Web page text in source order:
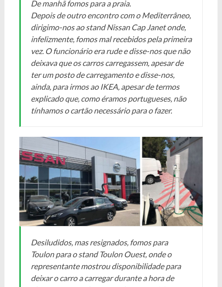
De manhã fomos para a praia.
Depois de outro encontro com o Mediterrâneo,
dirigimo-nos ao stand Nissan Cap Janet onde,
infelizmente, fomos mal recebidos pela primeira
vez. O funcionário era rude e disse-nos que não
deixava que os carros carregassem, apesar de
ter um posto de carregamento e disse-nos,
ainda, para irmos ao IKEA, apesar de termos
explicado que, como éramos portugueses, não
tínhamos o cartão necessário para o fazer.
Desiludidos, mas resignados, fomos para
Toulon para o stand Toulon Ouest, onde o
representante mostrou disponibilidade para
deixar o carro a carregar durante a hora de